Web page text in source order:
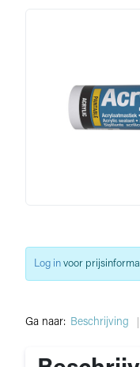
Ga naar: Beschrijving
Log in voor